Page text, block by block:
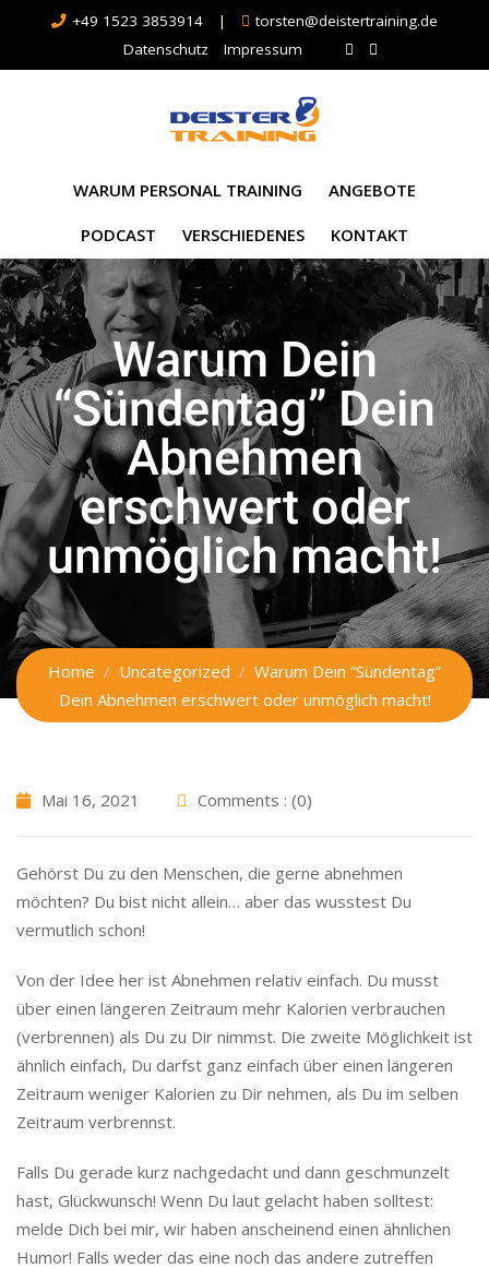
+49 1523 3853914 |
torsten@deistertraining.de
Datenschutz
Impressum
WARUM PERSONAL TRAINING ANGEBOTE
PODCAST VERSCHIEDENES KONTAKT
Warum Dein
“Sündentag” Dein
Abnehmen
erschwert oder
unmöglich macht!
Home Uncategorized
Warum Dein “Sündentag”
Dein Abnehmen erschwert oder unmöglich macht!
Mai 16, 2021 Comments : (0)
Gehörst Du zu den Menschen, die gerne abnehmen
möchten? Du bist nicht allein… aber das wusstest Du
vermutlich schon!
Von der Idee her ist Abnehmen relativ einfach. Du musst
über einen längeren Zeitraum mehr Kalorien verbrauchen
(verbrennen) als Du zu Dir nimmst. Die zweite Möglichkeit ist
ähnlich einfach, Du darfst ganz einfach über einen längeren
Zeitraum weniger Kalorien zu Dir nehmen, als Du im selben
Zeitraum verbrennst.
Falls Du gerade kurz nachgedacht und dann geschmunzelt
hast, Glückwunsch! Wenn Du laut gelacht haben solltest:
melde Dich bei mir, wir haben anscheinend einen ähnlichen
Humor! Falls weder das eine noch das andere zutreffen